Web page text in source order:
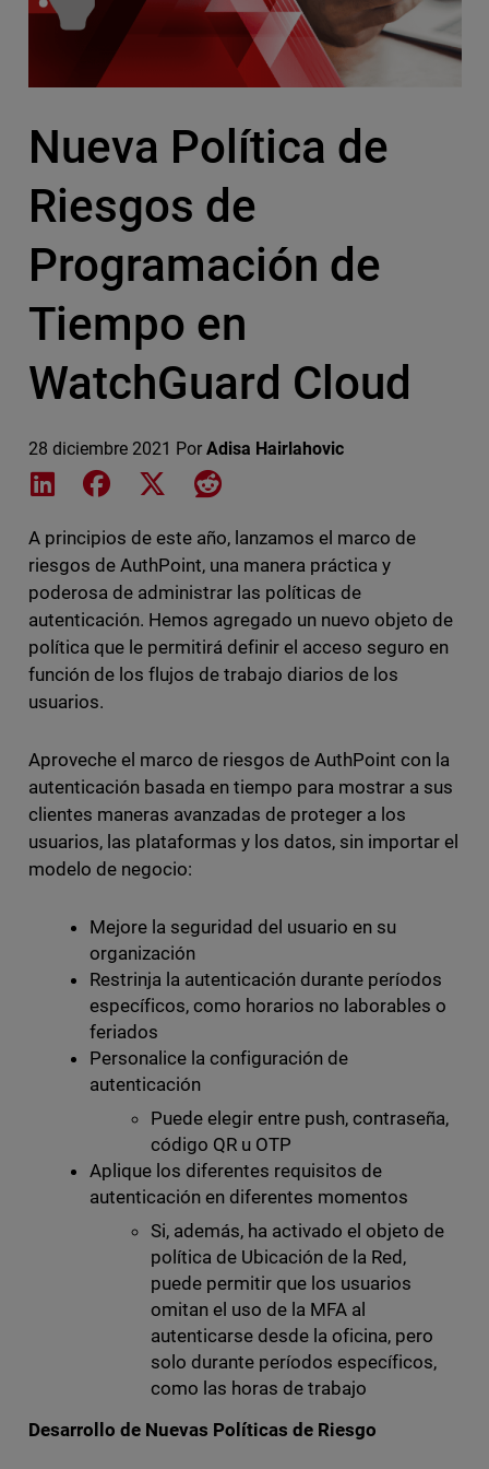
Nueva Política de
Riesgos de
Programación de
Tiempo en
WatchGuard Cloud
28 diciembre 2021 Por Adisa Hairlahovic
Share on LinkedIn
Share on Facebook
Share on XShare on Reddit
A principios de este año, lanzamos el marco de
riesgos de AuthPoint, una manera práctica y
poderosa de administrar las políticas de
autenticación. Hemos agregado un nuevo objeto de
política que le permitirá definir el acceso seguro en
función de los flujos de trabajo diarios de los
usuarios.
Aproveche el marco de riesgos de AuthPoint con la
autenticación basada en tiempo para mostrar a sus
clientes maneras avanzadas de proteger a los
usuarios, las plataformas y los datos, sin importar el
modelo de negocio:
Mejore la seguridad del usuario en su
organización
Restrinja la autenticación durante períodos
específicos, como horarios no laborables o
feriados
Personalice la configuración de
autenticación
Puede elegir entre push, contraseña,
código QR u OTP
Aplique los diferentes requisitos de
autenticación en diferentes momentos
Si, además, ha activado el objeto de
política de Ubicación de la Red,
puede permitir que los usuarios
omitan el uso de la MFA al
autenticarse desde la oficina, pero
solo durante períodos específicos,
como las horas de trabajo
Desarrollo de Nuevas Políticas de Riesgo